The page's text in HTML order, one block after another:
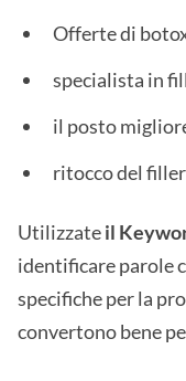
Offerte di
specialista in
il posto
ritocco del
Utilizzateil
identificare parole
specifiche per la
convertono bene